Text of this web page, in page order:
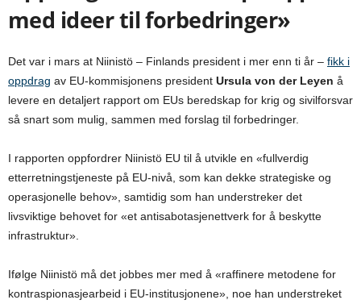
med ideer til forbedringer»
Det var i mars at Niinistö – Finlands president i mer enn ti år – fikk i
oppdrag av EU-kommisjonens president Ursula von der Leyen å
levere en detaljert rapport om EUs beredskap for krig og sivilforsvar
så snart som mulig, sammen med forslag til forbedringer.
I rapporten oppfordrer Niinistö EU til å utvikle en «fullverdig
etterretningstjeneste på EU-nivå, som kan dekke strategiske og
operasjonelle behov», samtidig som han understreker det
livsviktige behovet for «et antisabotasjenettverk for å beskytte
infrastruktur».
Ifølge Niinistö må det jobbes mer med å «raffinere metodene for
kontraspionasjearbeid i EU-institusjonene», noe han understreket